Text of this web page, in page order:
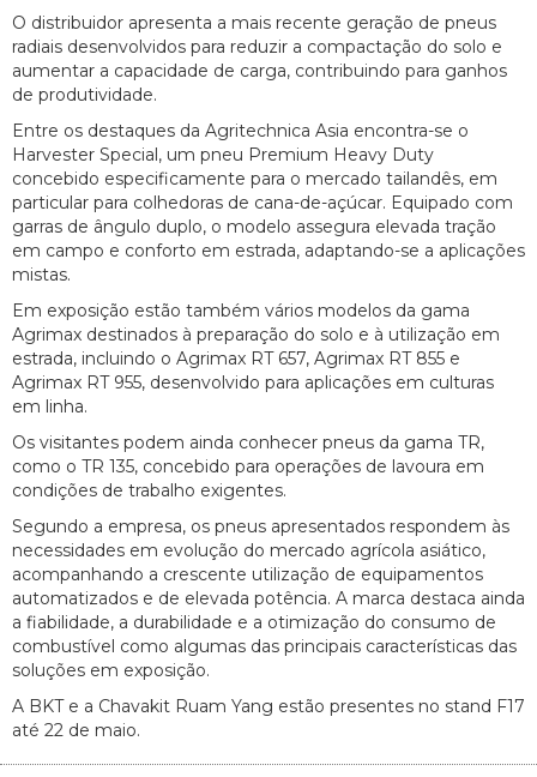
O distribuidor apresenta a mais recente geração de pneus
radiais desenvolvidos para reduzir a compactação do solo e
aumentar a capacidade de carga, contribuindo para ganhos
de produtividade.
Entre os destaques da Agritechnica Asia encontra-se o
Harvester Special, um pneu Premium Heavy Duty
concebido especificamente para o mercado tailandês, em
particular para colhedoras de cana-de-açúcar. Equipado com
garras de ângulo duplo, o modelo assegura elevada tração
em campo e conforto em estrada, adaptando-se a aplicações
mistas.
Em exposição estão também vários modelos da gama
Agrimax destinados à preparação do solo e à utilização em
estrada, incluindo o Agrimax RT 657, Agrimax RT 855 e
Agrimax RT 955, desenvolvido para aplicações em culturas
em linha.
Os visitantes podem ainda conhecer pneus da gama TR,
como o TR 135, concebido para operações de lavoura em
condições de trabalho exigentes.
Segundo a empresa, os pneus apresentados respondem às
necessidades em evolução do mercado agrícola asiático,
acompanhando a crescente utilização de equipamentos
automatizados e de elevada potência. A marca destaca ainda
a fiabilidade, a durabilidade e a otimização do consumo de
combustível como algumas das principais características das
soluções em exposição.
A BKT e a Chavakit Ruam Yang estão presentes no stand F17
até 22 de maio.